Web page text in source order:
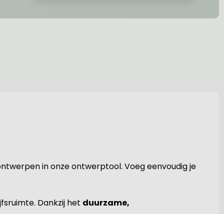
in onze ontwerptool. Voeg eenvoudig je
Dankzij het duurzame,